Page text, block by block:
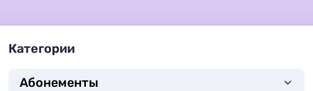
Категории
Абонементы